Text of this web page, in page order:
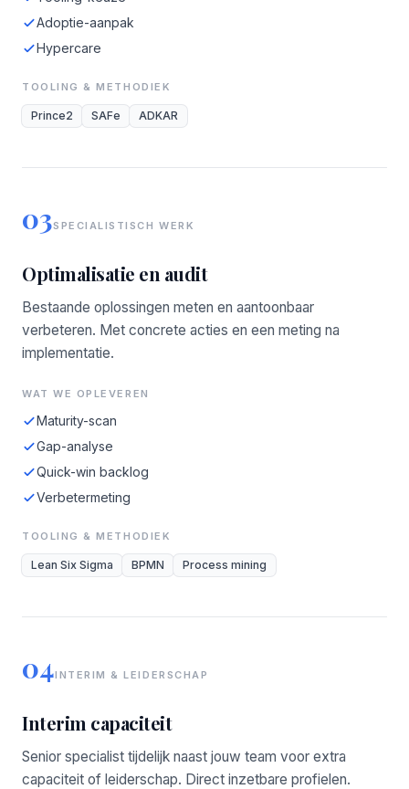
Adoptie-aanpak
Hypercare
TOOLING & METHODIEK
Prince2 SAFe ADKAR
03SPECIALISTISCH WERK
Optimalisatie en audit
Bestaande oplossingen meten en aantoonbaar
verbeteren. Met concrete acties en een meting na
implementatie.
WAT WE OPLEVEREN
Maturity-scan
Gap-analyse
Quick-win backlog
Verbetermeting
TOOLING & METHODIEK
Lean Six Sigma BPMN Process mining
04INTERIM & LEIDERSCHAP
Interim capaciteit
Senior specialist tijdelijk naast jouw team voor extra
capaciteit of leiderschap. Direct inzetbare profielen.